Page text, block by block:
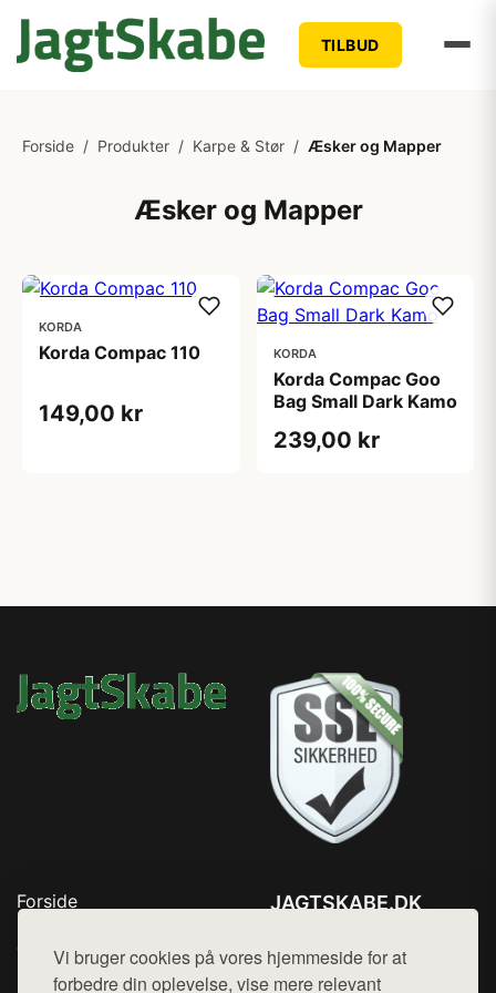
Vi bruger cookies på vores hjemmeside for at
forbedre din oplevelse, vise mere relevant
TILBUD
Forside / Produkter / Karpe & Stør / Æsker og Mapper
Æsker og Mapper
KORDA
Korda Compac 110
149,00 kr
KORDA
Korda Compac Goo
Bag Small Dark Kamo
239,00 kr
Forside
Top Rabatter
Blog
JAGTSKABE.DK
Mail: hej@want.dk